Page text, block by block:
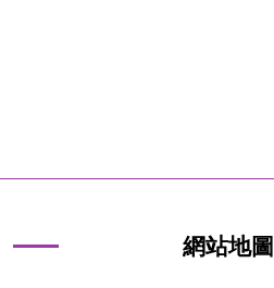
網站地圖